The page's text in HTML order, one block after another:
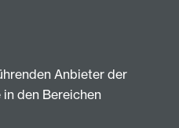
Anbieter der
den Bereichen